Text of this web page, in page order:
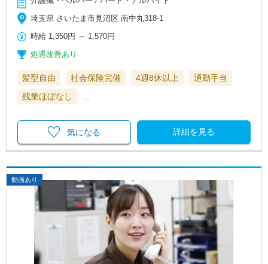
埼玉県 さいたま市見沼区 南中丸318-1
時給 1,350円 ～ 1,570円
処遇改善あり
髪型自由 社会保険完備 4週8休以上
通勤手当
残業ほぼなし
…
詳細を見る
気になる
動画あり